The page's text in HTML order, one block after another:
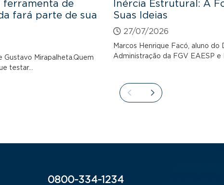
ferramenta de
fará parte de sua
Gustavo Mirapalheta.Quem
testar…
Inércia Estrutural: A
Suas Ideias
27/07/2026
Marcos Henrique Facó, aluno
Administração da FGV EAESP
0800-334-1234